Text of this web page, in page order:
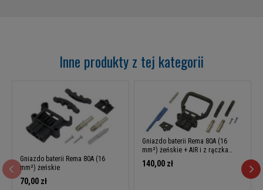
Inne produkty z tej kategorii
Gniazdo baterii Rema 80A (16
mm²) żeńskie
70,00 zł
Gniazdo baterii Rema 80A (16
mm²) żeńskie + AIR i z rączka
stałą
140,00 zł